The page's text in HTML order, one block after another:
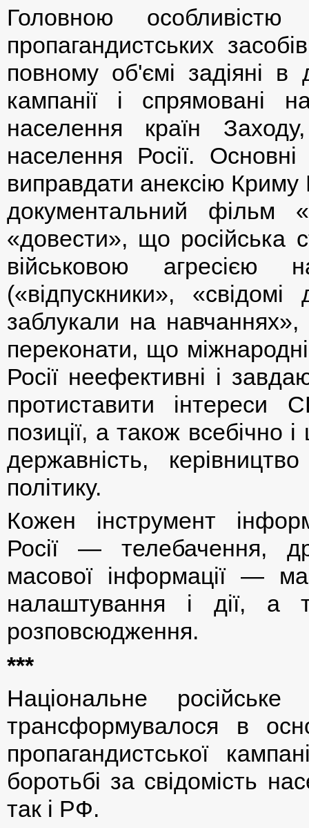
Головною особливістю
пропагандистських
повному об'ємі задіяні в
кампанії і спрямовані
населення країн
населення Росії. Основні
виправдати анексію
документальний
«довести», що російська
військовою агресією
(«відпускники»,
заблукали на навчаннях»,
переконати, що міжнародні
Росії неефективні і
протиставити
позиції, а також всебічно
державність,
політику.
Кожен інструмент
Росії — телебачення,
масової інформації —
налаштування і дії, а
розповсюдження.
***
Національне
трансформувалося в
пропагандистської
боротьбі за свідомість
так і РФ.